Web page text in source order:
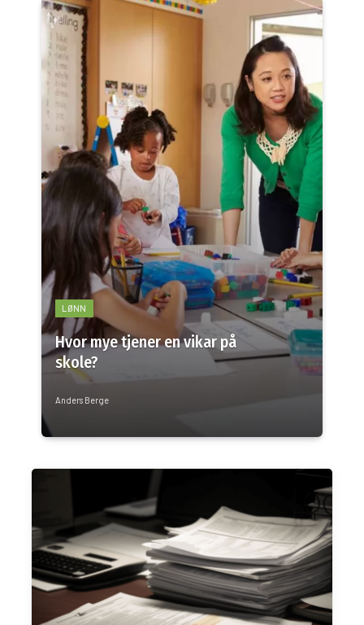
LØNN
Hvor mye tjener en vikar på
skole?
Anders Berge